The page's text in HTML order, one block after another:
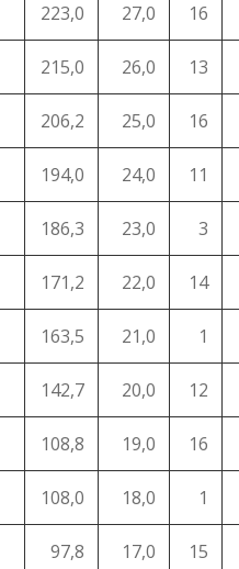
223,0 27,0 16
215,0 26,0 13
206,2 25,0 16
194,0 24,0 11
186,3 23,0 3
171,2 22,0 14
163,5 21,0 1
142,7 20,0 12
108,8 19,0 16
108,0 18,0 1
97,8 17,0 15